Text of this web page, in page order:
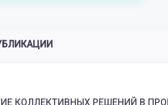
КОЛЛЕКТИВНЫХ РЕШЕНИЙ В